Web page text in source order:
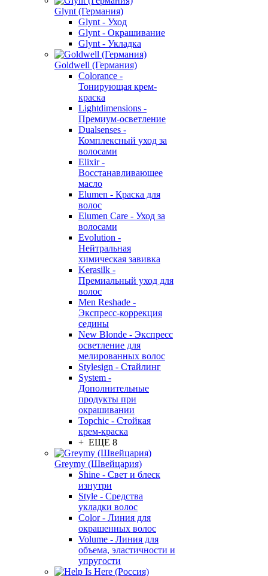
Glynt (Германия)
Glynt - Уход
Glynt - Окрашивание
Glynt - Укладка
Goldwell (Германия)
Colorance -
Тонирующая крем-
краска
Lightdimensions -
Премиум-осветление
Dualsenses -
Комплексный уход за
волосами
Elixir -
Восстанавливающее
масло
Elumen - Краска для
волос
Elumen Care - Уход за
волосами
Evolution -
Нейтральная
химическая завивка
Kerasilk -
Премиальный уход для
волос
Men Reshade -
Экспресс-коррекция
седины
New Blonde - Экспресс
осветление для
мелированных волос
Stylesign - Стайлинг
System -
Дополнительные
продукты при
окрашивании
Topchic - Стойкая
крем-краска
+ ЕЩЕ 8
Greymy (Швейцария)
Shine - Свет и блеск
изнутри
Style - Средства
укладки волос
Color - Линия для
окрашенных волос
Volume - Линия для
объема, эластичности и
упругости